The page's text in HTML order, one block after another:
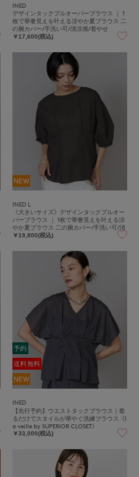
INED
デザインタックプルオーバーブラウス ｜ 1
枚で華奢見えを叶える涼やか夏ブラウス 二
の腕カバー/手洗い可/清涼感/着やせ
￥17,600(税込)
NEW
INED L
《大きいサイズ》デザインタックプルオー
バーブラウス ｜ 1枚で華奢見えを叶える涼
やか夏ブラウス 二の腕カバー/手洗い可/清
涼感/着やせ
￥19,800(税込)
予約
送料無料
NEW
INED
【先行予約】ウエストタックブラウス｜着
るだけでスタイルが華やぐ洗練ブラウス《l
a veille by SUPERIOR CLOSET》
￥33,000(税込)